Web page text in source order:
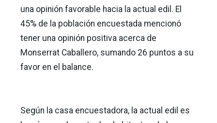
una opinión favorable hacia la actual edil. El
45% de la población encuestada mencionó
tener una opinión positiva acerca de
Monserrat Caballero, sumando 26 puntos a su
favor en el balance.
Según la casa encuestadora, la actual edil es